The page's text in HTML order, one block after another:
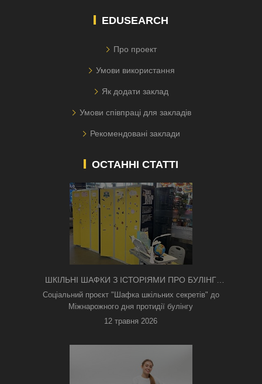
EDUSEARCH
Про проект
Умови використання
Як додати заклад
Умови співпраці для закладів
Рекомендовані заклади
ОСТАННІ СТАТТІ
ШКІЛЬНІ ШАФКИ З ІСТОРІЯМИ ПРО БУЛІНГ
З'ЯВИЛИСЯ В КИЄВІ
Соціальний проєкт "Шафка шкільних секретів" до
Міжнарожного дня протидії булінгу
12 травня 2026